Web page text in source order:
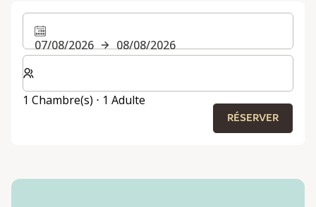
07/08/2026
08/08/2026
Sélectionnez le nombre de chambres et d'invités pour
1 Chambre(s) ⋅ 1 Adulte
RÉSERVER